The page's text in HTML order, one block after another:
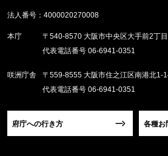
法人番号：4000020270008
本庁
〒540-8570 大阪市中央区大手前2丁目
代表電話番号 06-6941-0351
咲洲庁舎
〒559-8555 大阪市住之江区南港北1-
代表電話番号 06-6941-0351
府庁への行き方 各種お